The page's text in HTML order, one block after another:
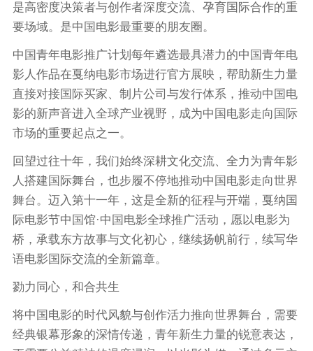
是高密度决策者与创作者深度交流、孕育国际合作的重
要场域。是中国电影最重要的朋友圈。
中国青年电影推广计划每年遴选最具潜力的中国青年电
影人作品在戛纳电影市场进行官方展映，帮助新生力量
直接对接国际买家、制片公司与发行体系，推动中国电
影的新声音进入全球产业视野，成为中国电影走向国际
市场的重要起点之一。
回望过往十年，我们始终深耕文化交流、全力为青年影
人搭建国际舞台，也步履不停地推动中国电影走向世界
舞台。迈入第十一年，这是全新的征程与开端，戛纳国
际电影节中国馆·中国电影全球推广活动，愿以电影为
桥，承载东方故事与文化初心，继续扬帆前行，续写华
语电影国际交流的全新篇章。
勠力同心，和合共生
将中国电影的时代风貌与创作活力推向世界舞台，需要
经典银幕形象的深情传递，青年新生力量的锐意表达，